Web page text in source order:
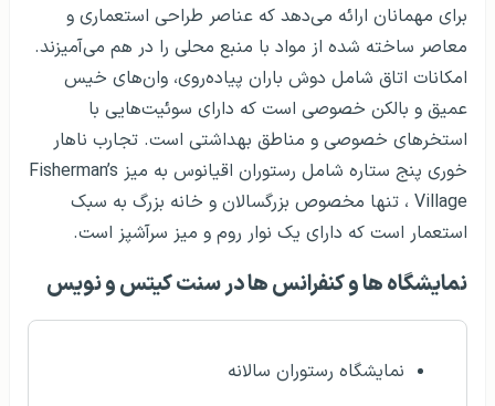
برای مهمانان ارائه می‌دهد که عناصر طراحی استعماری و
معاصر ساخته شده از مواد با منبع محلی را در هم می‌آمیزند.
امکانات اتاق شامل دوش باران پیاده‌روی، وان‌های خیس
عمیق و بالکن خصوصی است که دارای سوئیت‌هایی با
استخرهای خصوصی و مناطق بهداشتی است. تجارب ناهار
خوری پنج ستاره شامل رستوران اقیانوس به میز Fisherman’s
Village ، تنها مخصوص بزرگسالان و خانه بزرگ به سبک
استعمار است که دارای یک نوار روم و میز سرآشپز است.
نمایشگاه ها و کنفرانس ها در سنت کیتس و نویس
نمایشگاه رستوران سالانه